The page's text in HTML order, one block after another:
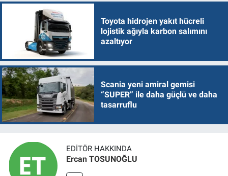
Toyota hidrojen yakıt hücreli
lojistik ağıyla karbon salımını
azaltıyor
Scania yeni amiral gemisi
“SUPER” ile daha güçlü ve daha
tasarruflu
EDITÖR HAKKINDA
Ercan TOSUNOĞLU